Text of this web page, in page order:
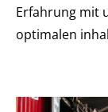
Erfahrung mit
optimalen